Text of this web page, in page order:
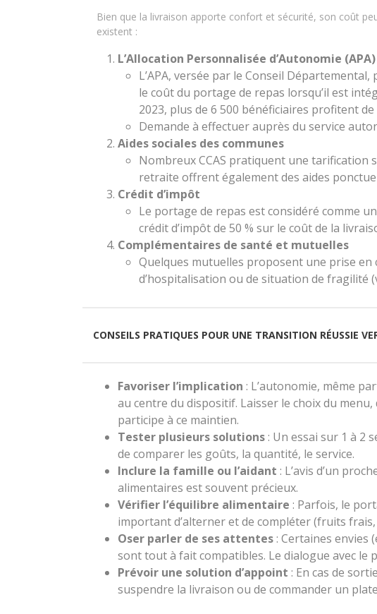
Bien que la livraison apporte confort et sécurité, son coût
existent :
L’Allocation Personnalisée d’Autonomie (APA)
L’APA, versée par le Conseil
le coût du portage de repas lorsqu’il est
2023, plus de 6 500 bénéficiaires profitent
Demande à effectuer auprès du service
Aides sociales des communes
Nombreux CCAS pratiquent une tarification
retraite offrent également des aides
Crédit d’impôt
Le portage de repas est considéré comme
crédit d’impôt de 50 % sur le coût de la
Complémentaires de santé et mutuelles
Quelques mutuelles proposent une prise
d’hospitalisation ou de situation de fragilité
CONSEILS PRATIQUES POUR UNE TRANSITION RÉUSSIE
Favoriser l’implication : L’autonomie, même
au centre du dispositif. Laisser le choix du
participe à ce maintien.
Tester plusieurs solutions : Un essai sur 1 à 2
de comparer les goûts, la quantité, le service.
Inclure la famille ou l’aidant : L’avis d’un
alimentaires est souvent précieux.
Vérifier l’équilibre alimentaire : Parfois, le
important d’alterner et de compléter (fruits
Oser parler de ses attentes : Certaines envies
sont tout à fait compatibles. Le dialogue avec le
Prévoir une solution d’appoint : En cas de
suspendre la livraison ou de commander un